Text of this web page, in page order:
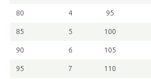
80 4 95
85 5 100
90 6 105
95 7 110